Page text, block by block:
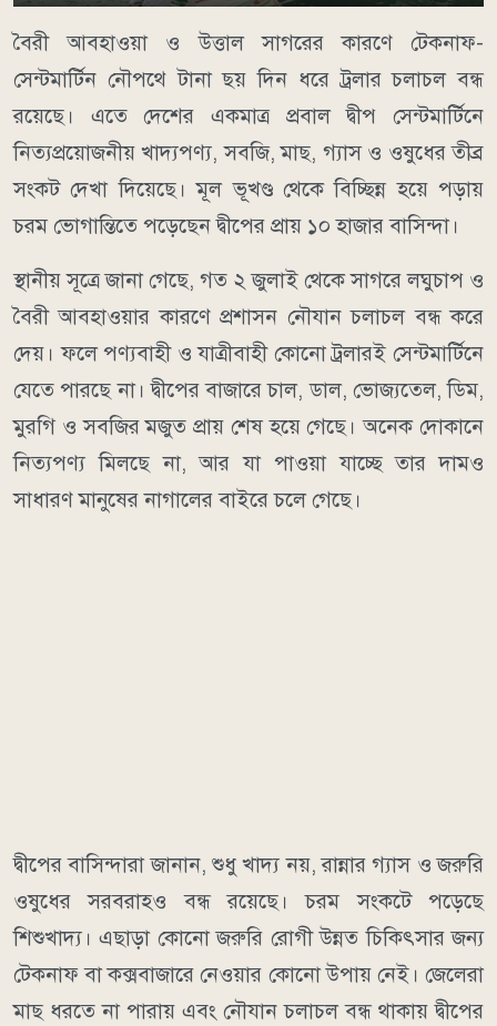
বৈরী আবহাওয়া ও উত্তাল সাগরের কারণে টেকনাফ-
সেন্টমার্টিন নৌপথে টানা ছয় দিন ধরে ট্রলার চলাচল বন্ধ
রয়েছে। এতে দেশের একমাত্র প্রবাল দ্বীপ সেন্টমার্টিনে
নিত্যপ্রয়োজনীয় খাদ্যপণ্য, সবজি, মাছ, গ্যাস ও ওষুধের তীব্র
সংকট দেখা দিয়েছে। মূল ভূখণ্ড থেকে বিচ্ছিন্ন হয়ে পড়ায়
চরম ভোগান্তিতে পড়েছেন দ্বীপের প্রায় ১০ হাজার বাসিন্দা।
স্থানীয় সূত্রে জানা গেছে, গত ২ জুলাই থেকে সাগরে লঘুচাপ ও
বৈরী আবহাওয়ার কারণে প্রশাসন নৌযান চলাচল বন্ধ করে
দেয়। ফলে পণ্যবাহী ও যাত্রীবাহী কোনো ট্রলারই সেন্টমার্টিনে
যেতে পারছে না। দ্বীপের বাজারে চাল, ডাল, ভোজ্যতেল, ডিম,
মুরগি ও সবজির মজুত প্রায় শেষ হয়ে গেছে। অনেক দোকানে
নিত্যপণ্য মিলছে না, আর যা পাওয়া যাচ্ছে তার দামও
সাধারণ মানুষের নাগালের বাইরে চলে গেছে।
দ্বীপের বাসিন্দারা জানান, শুধু খাদ্য নয়, রান্নার গ্যাস ও জরুরি
ওষুধের সরবরাহও বন্ধ রয়েছে। চরম সংকটে পড়েছে
শিশুখাদ্য। এছাড়া কোনো জরুরি রোগী উন্নত চিকিৎসার জন্য
টেকনাফ বা কক্সবাজারে নেওয়ার কোনো উপায় নেই। জেলেরা
মাছ ধরতে না পারায় এবং নৌযান চলাচল বন্ধ থাকায় দ্বীপের